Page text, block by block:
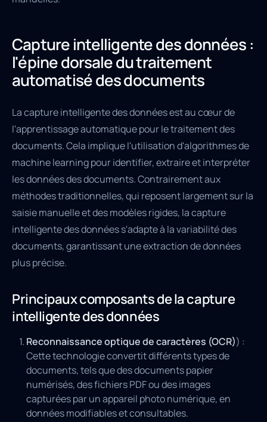
Capture intelligente des données :
l'épine dorsale du traitement
automatisé des documents
La capture intelligente des données est au cœur de
l'apprentissage automatique pour le traitement des
documents. Cela implique l'utilisation d'algorithmes de
machine learning pour identifier, extraire et interpréter
les données des documents. Contrairement aux
méthodes traditionnelles, qui reposent largement sur la
saisie manuelle et des modèles rigides, la capture
intelligente des données s'adapte à la variabilité des
documents, garantissant une extraction de données
plus précise.
Principaux composants de la capture
intelligente des données
Reconnaissance optique de caractères (OCR)) :
Cette technologie convertit différents types de
documents, tels que des documents papier
numérisés, des fichiers PDF ou des images
capturées par un appareil photo numérique, en
données modifiables et consultables.